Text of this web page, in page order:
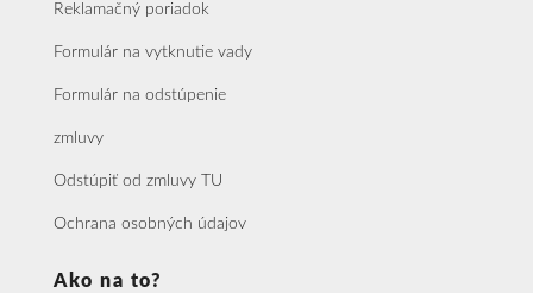
Reklamačný poriadok
Formulár na vytknutie vady
Formulár na odstúpenie
zmluvy
Odstúpiť od zmluvy TU
Ochrana osobných údajov
Ako na to?